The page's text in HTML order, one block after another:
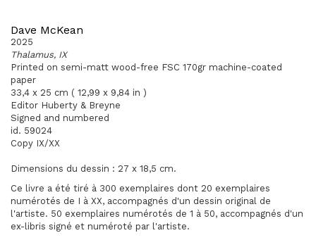
Dave McKean
2025
Thalamus, IX
Printed on semi-matt wood-free FSC 170gr machine-coated
paper
33,4 x 25 cm ( 12,99 x 9,84 in )
Editor Huberty & Breyne
Signed and numbered
id. 59024
Copy IX/XX
Dimensions du dessin : 27 x 18,5 cm.
Ce livre a été tiré à 300 exemplaires dont 20 exemplaires
numérotés de I à XX, accompagnés d'un dessin original de
l'artiste. 50 exemplaires numérotés de 1 à 50, accompagnés d'un
ex-libris signé et numéroté par l'artiste.